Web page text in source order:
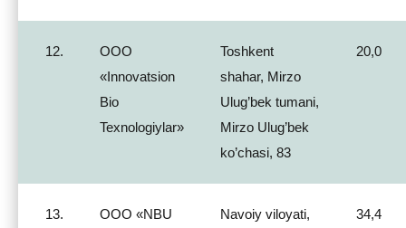
12.
ООО
«Innovatsion
Bio
Texnologiylar»
Toshkent
shahar, Mirzo
Ulug’bek tumani,
Mirzo Ulug’bek
ko’chasi, 83
20,0
13.
ООО «NBU
Navoiy viloyati,
34,4